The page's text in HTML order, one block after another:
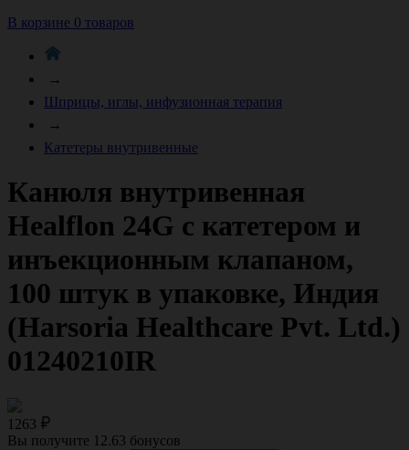
В корзине 0 товаров
→
Шприцы, иглы, инфузионная терапия
→
Катетеры внутривенные
Канюля внутривенная
Healflon 24G с катетером и
инъекционным клапаном,
100 штук в упаковке, Индия
(Harsoria Healthcare Pvt. Ltd.)
01240210IR
1263
Вы получите 12.63 бонусов